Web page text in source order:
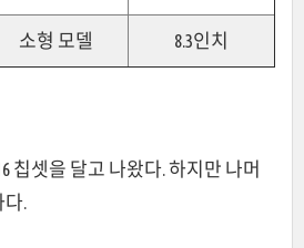
소형 모델 8.3인치
칩셋을 달고 나왔다. 하지만 나머
다.